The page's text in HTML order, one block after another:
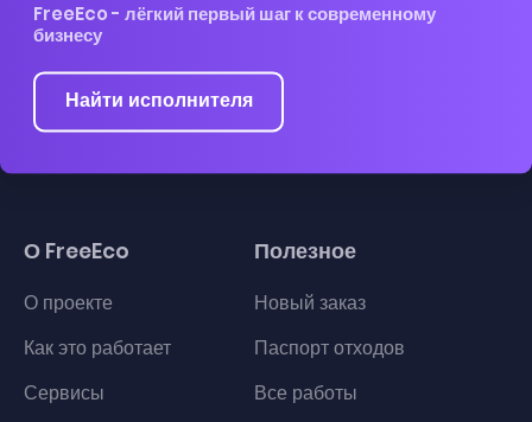
FreeEco - лёгкий первый шаг к современному
бизнесу
Найти исполнителя
О FreeEco
О проекте
Как это работает
Сервисы
Полезное
Новый заказ
Паспорт отходов
Все работы